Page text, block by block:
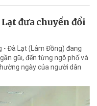
đưa chuyển đổi
- Đà Lạt (Lâm Đồng) đang
gũi, đến từng ngõ phố và
ngày của người dân